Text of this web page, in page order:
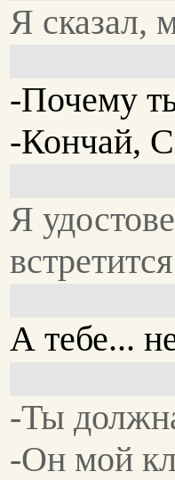
Я сказал,
-Почему
-Кончай,
Я
А тебе...
-Ты
-Он мой